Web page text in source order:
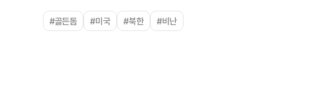
#골든돔 #미국 #북한 #비난